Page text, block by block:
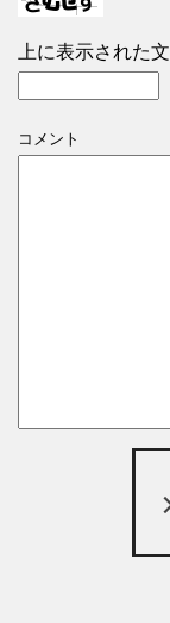
上に表示された
コメント